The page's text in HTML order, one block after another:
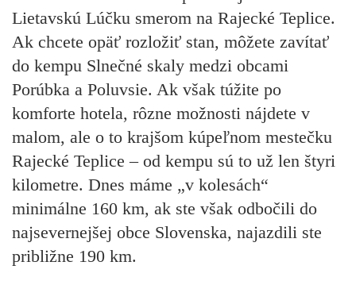
Lietavskú Lúčku smerom na Rajecké Teplice.
Ak chcete opäť rozložiť stan, môžete zavítať
do kempu Slnečné skaly medzi obcami
Porúbka a Poluvsie. Ak však túžite po
komforte hotela, rôzne možnosti nájdete v
malom, ale o to krajšom kúpeľnom mestečku
Rajecké Teplice – od kempu sú to už len štyri
kilometre. Dnes máme „v kolesách“
minimálne 160 km, ak ste však odbočili do
najsevernejšej obce Slovenska, najazdili ste
približne 190 km.